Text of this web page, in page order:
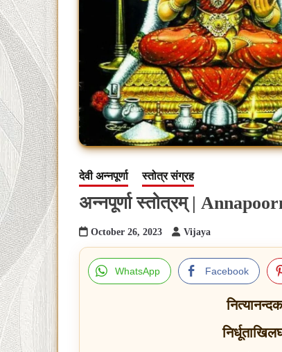
देवी अन्नपूर्णा स्तोत्र संग्रह
अन्नपूर्णा स्तोत्रम् |
October 26, 2023 Vijaya
WhatsApp Facebook